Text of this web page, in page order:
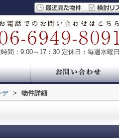
間：9:00～17：30 定休日：毎週水曜日
デ > 物件詳細